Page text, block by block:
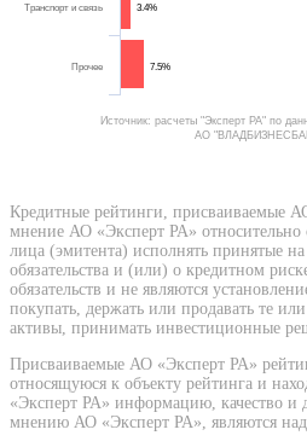
3.4%
7.5%
Транспорт и связь
Прочее
Источник: расчеты "Эксперт РА" по
АО
Кредитные рейтинги, присваиваемые
мнение АО «Эксперт РА» относительно
лица (эмитента) исполнять принятые
обязательства и (или) о кредитном
обязательств и не являются
покупать, держать или продавать те
активы, принимать инвестиционные
Присваиваемые АО «Эксперт РА»
относящуюся к объекту рейтинга и
«Эксперт РА» информацию, качество и
мнению АО «Эксперт РА», являются